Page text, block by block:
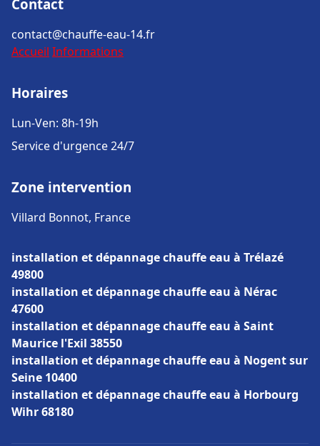
Contact
contact@chauffe-eau-14.fr
Accueil Informations
Horaires
Lun-Ven: 8h-19h
Service d'urgence 24/7
Zone intervention
Villard Bonnot, France
installation et dépannage chauffe eau à Trélazé
49800
installation et dépannage chauffe eau à Nérac
47600
installation et dépannage chauffe eau à Saint
Maurice l'Exil 38550
installation et dépannage chauffe eau à Nogent sur
Seine 10400
installation et dépannage chauffe eau à Horbourg
Wihr 68180